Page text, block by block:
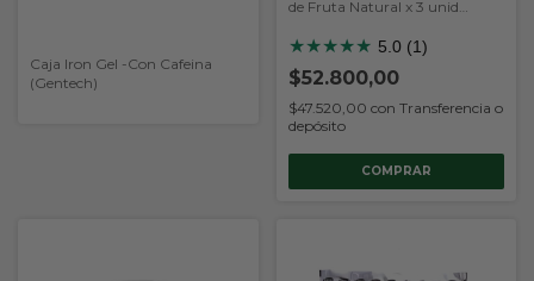
Caja Iron Gel -Con Cafeina
(Gentech)
de Fruta Natural x 3 unid
★★★★★ 5.0 (1)
$52.800,00
$47.520,00 con Transferencia o
depósito
COMPRAR